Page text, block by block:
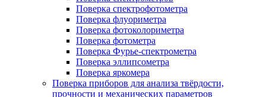
Поверка спектрофотометра
Поверка флуориметра
Поверка фотоколориметра
Поверка фотометра
Поверка Фурье-спектрометра
Поверка эллипсометра
Поверка яркомера
Поверка приборов для анализа твёрдости,
прочности и механических параметров